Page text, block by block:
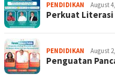
PENDIDIKAN August
Perkuat
PENDIDIKAN August
Penguatan